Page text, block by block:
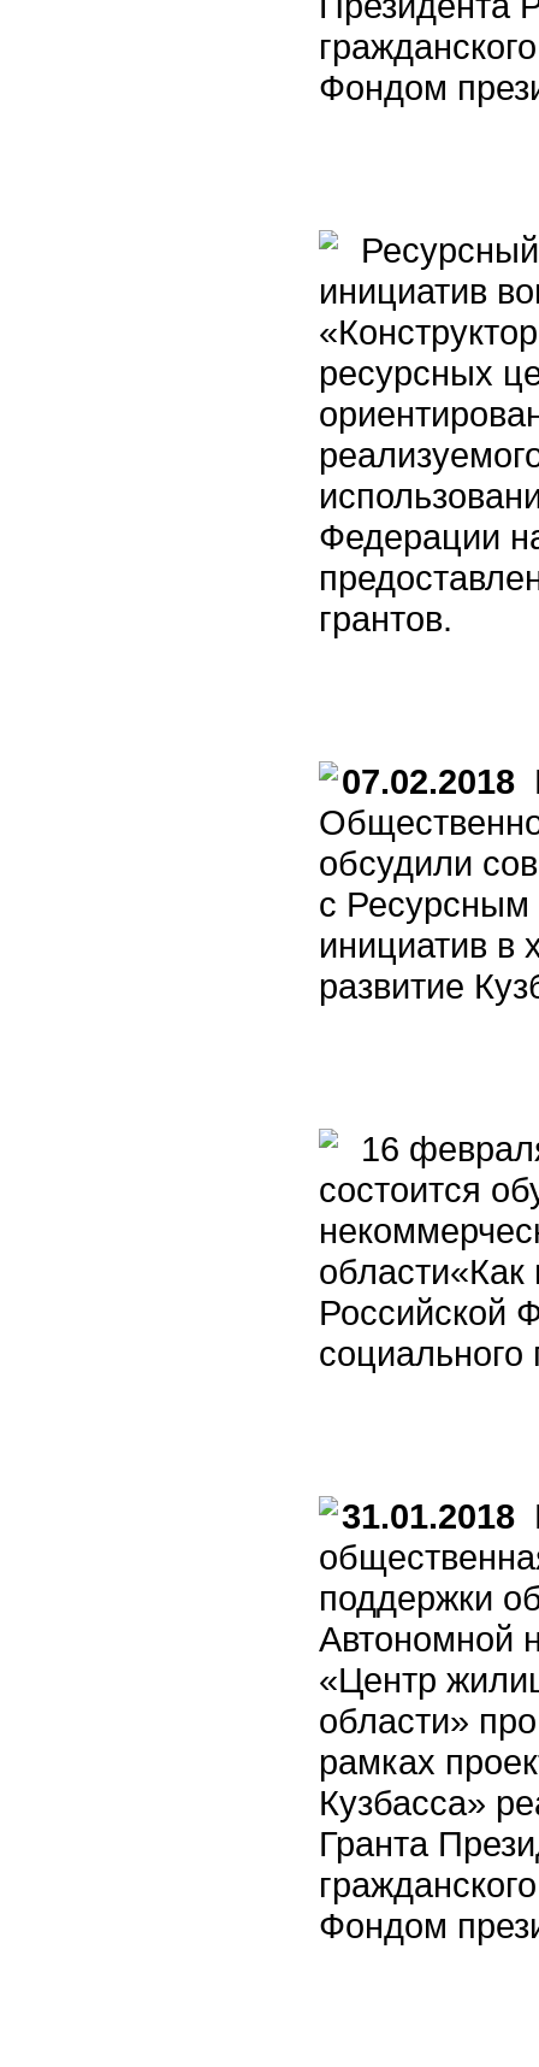
Фондом
инициатив
ресурсных
Федерации
грантов.
07.02.2018
обсудили
с
инициатив в
развитие
16
состоится
области«Как
Российской
социального
31.01.2018
поддержки
Автономной
«Центр
области»
рамках
Кузбасса»
Гранта
Фондом